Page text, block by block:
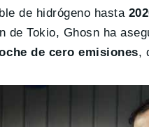
de hidrógeno hasta
de Tokio, Ghosn ha
de cero emisiones,